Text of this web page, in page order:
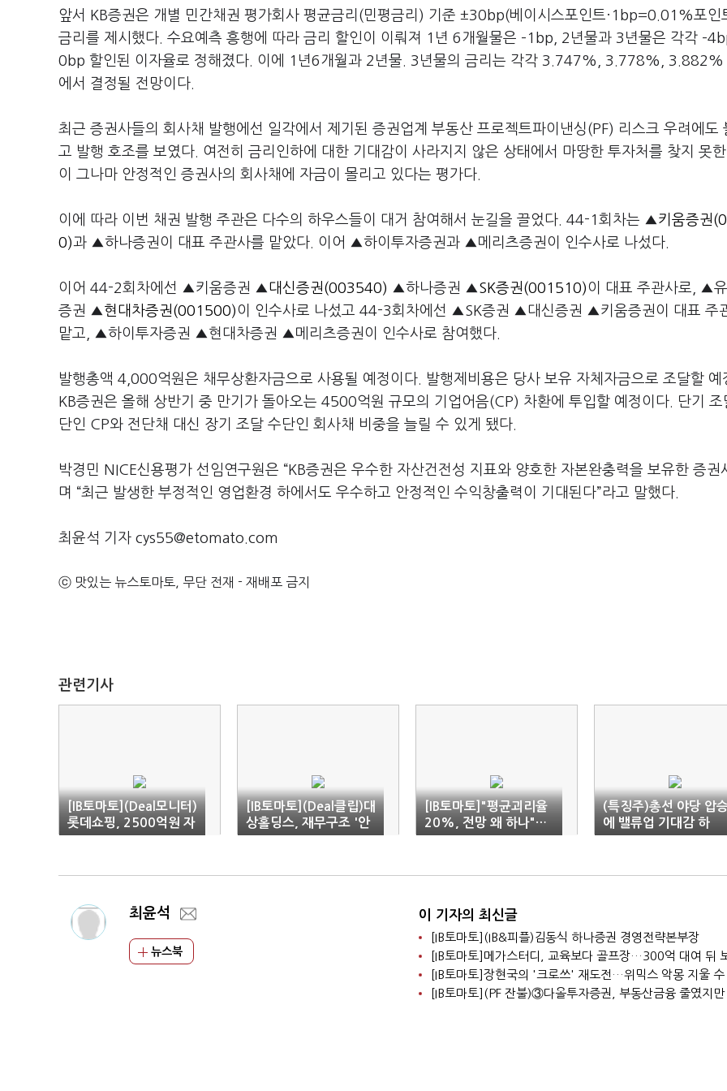
앞서 KB증권은 개별 민간채권 평가회사 평균금리(민평금리) 기준 ±30bp(베이시스포인트·1bp=0.01%포인
금리를 제시했다. 수요예측 흥행에 따라 금리 할인이 이뤄져 1년 6개월물은 –1bp, 2년물과 3년물은 각각
0bp 할인된 이자율로 정해졌다. 이에 1년6개월과 2년물. 3년물의 금리는 각각 3.747%, 3.778%, 3.882%
에서 결정될 전망이다.
최근 증권사들의 회사채 발행에선 일각에서 제기된 증권업계 부동산 프로젝트파이낸싱(PF) 리스크 우려에도
고 발행 호조를 보였다. 여전히 금리인하에 대한 기대감이 사라지지 않은 상태에서 마땅한 투자처를 찾지 못
이 그나마 안정적인 증권사의 회사채에 자금이 몰리고 있다는 평가다.
이에 따라 이번 채권 발행 주관은 다수의 하우스들이 대거 참여해서 눈길을 끌었다. 44-1회차는 ▲키움증권
0)과 ▲하나증권이 대표 주관사를 맡았다. 이어 ▲하이투자증권과 ▲메리츠증권이 인수사로 나섰다.
이어 44-2회차에선 ▲키움증권 ▲대신증권(003540) ▲하나증권 ▲SK증권(001510)이 대표 주관사로, ▲
증권 ▲현대차증권(001500)이 인수사로 나섰고 44-3회차에선 ▲SK증권 ▲대신증권 ▲키움증권이 대표 주
맡고, ▲하이투자증권 ▲현대차증권 ▲메리츠증권이 인수사로 참여했다.
발행총액 4,000억원은 채무상환자금으로 사용될 예정이다. 발행제비용은 당사 보유 자체자금으로 조달할 예
KB증권은 올해 상반기 중 만기가 돌아오는 4500억원 규모의 기업어음(CP) 차환에 투입할 예정이다. 단기 조
단인 CP와 전단채 대신 장기 조달 수단인 회사채 비중을 늘릴 수 있게 됐다.
박경민 NICE신용평가 선임연구원은 “KB증권은 우수한 자산건전성 지표와 양호한 자본완충력을 보유한 증권
며 “최근 발생한 부정적인 영업환경 하에서도 우수하고 안정적인 수익창출력이 기대된다”라고 말했다.
최윤석 기자 cys55@etomato.com
ⓒ 맛있는 뉴스토마토, 무단 전재 - 재배포 금지
관련기사
[IB토마토](Deal모니터)
롯데쇼핑, 2500억원 자
금 조달…전액 '채무상
[IB토마토](Deal클립)대
상홀딩스, 재무구조 '안
정적'…시장서 호평
[IB토마토]"평균괴리율
20%, 전망 왜 하나"…
리서치 역량 재조명
(특징주)총선 야당 압
에 밸류업 기대감 하
락…금융주 급락
최윤석
뉴스북
이 기자의 최신글
[IB토마토](IB&피플)김동식 하나증권 경영전략본부장
[IB토마토]장현국의 '크로쓰' 재도전…위믹스 악몽 지울 수